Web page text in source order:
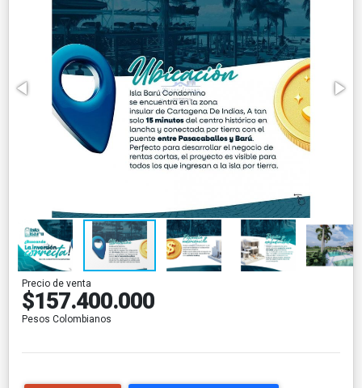
Precio de venta
$157.400.000
Pesos Colombianos